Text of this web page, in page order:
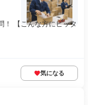
！ 【こんな方にピッタ
気になる